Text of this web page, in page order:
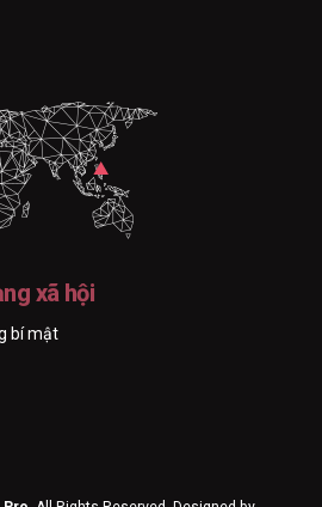
xã hội
bí mật